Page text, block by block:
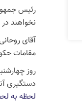
رئیس
نخواهند
آقای
مقامات
روز
دستگیری
لحظه به